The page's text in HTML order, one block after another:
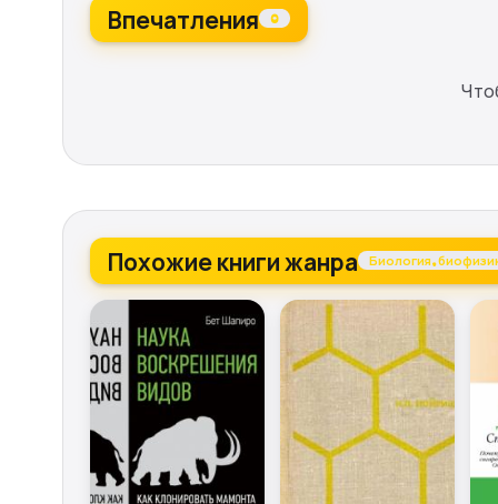
Впечатления 0
Похожие книги жанра Биология,